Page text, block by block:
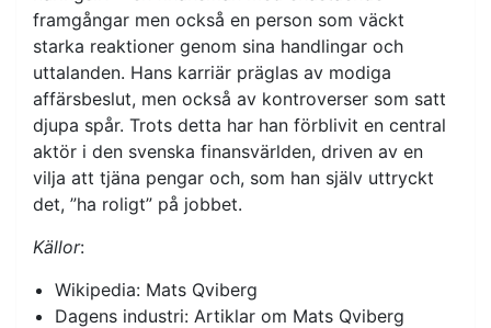
framgångar men också en person som väckt
starka reaktioner genom sina handlingar och
uttalanden. Hans karriär präglas av modiga
affärsbeslut, men också av kontroverser som satt
djupa spår. Trots detta har han förblivit en central
aktör i den svenska finansvärlden, driven av en
vilja att tjäna pengar och, som han själv uttryckt
det, ”ha roligt” på jobbet.
Källor:
Wikipedia: Mats Qviberg
Dagens industri: Artiklar om Mats Qviberg